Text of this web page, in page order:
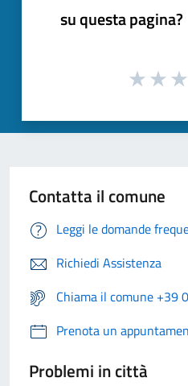
su questa pagina?
Contatta il comune
Leggi le domande
Richiedi Assistenza
Chiama il comune +39
Prenota un
Problemi in città